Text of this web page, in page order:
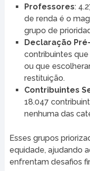
Professores:
de renda é o
grupo de
Declaração
contribuintes
ou que
restituição.
Contribuintes
18.047
nenhuma das
Esses grupos
equidade, ajudando
enfrentam desafios